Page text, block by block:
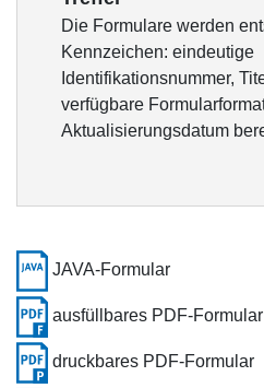
Die Formulare werden
Kennzeichen: eindeutige
Identifikationsnummer,
verfügbare
Aktualisierungsdatum
JAVA-Formular
ausfüllbares PDF-Formular
druckbares PDF-Formular